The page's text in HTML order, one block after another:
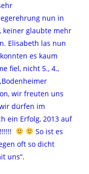
nun in
keiner glaubte mehr
Elisabeth las nun
es kaum
fiel, nicht 5., 4.,
wir freuten uns
dürfen im
ein Erfolg, 2013 auf
So ist es
oft so dicht
uns“.